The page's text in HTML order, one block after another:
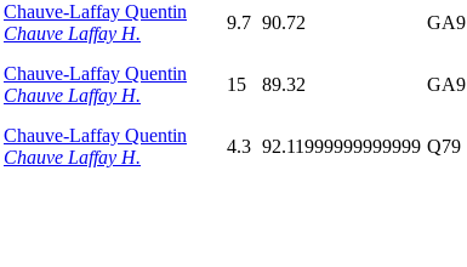
Chauve-Laffay Quentin
Chauve Laffay H.
9.7 90.72 GA9
Chauve-Laffay Quentin
Chauve Laffay H.
15 89.32 GA9
Chauve-Laffay Quentin
Chauve Laffay H.
4.3 92.11999999999999 Q79